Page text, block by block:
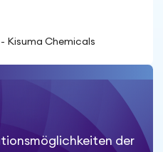
Kisuma Chemicals
der